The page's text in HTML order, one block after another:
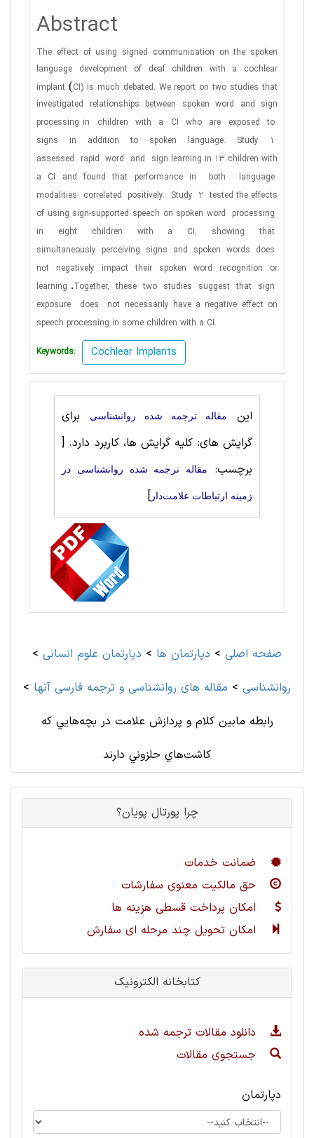
Abstract
The effect of using signed communication on the spoken
language development of deaf children with a cochlear
implant )CI) is much debated. We report on two studies that
investigated relationships between spoken word and sign
processing in children with a CI who are exposed
to
signs
in addition to spoken language. Study
1
assessed
rapid word and sign learning in 13 children with
a CI and found that performance in both
language
modalities
correlated positively. Study 2 tested the effects
of using sign-supported speech on spoken word
processing
in
eight children with a CI, showing
that
simultaneously perceiving signs and spoken words does
not
negatively impact their spoken word recognition or
learning .Together, these two studies suggest that
sign
exposure
does
not necessarily have a negative effect on
speech processing in some children with a CI.
Keywords: Cochlear Implants
این مقاله ترجمه شده روانشناسی
برای
گرایش های: کلیه گرایش ها، کاربرد دارد. [
برچسب:
مقاله ترجمه شده روانشناسی در
زمینه ارتباطات علامت‌دار ]
صفحه اصلی > دپارتمان ها > دپارتمان علوم انسانی >
روانشناسی > مقاله های روانشناسی و ترجمه فارسی آنها >
رابطه مابين كلام و پردازش علامت در بچه‌هايي كه
كاشت‌هاي حلزوني دارند
چرا پورتال پویان؟
ضمانت خدمات
حق مالکیت معنوی سفارشات
امکان پرداخت قسطی هزینه ها
امکان تحویل چند مرحله ای سفارش
کتابخانه الکترونیک
دانلود مقالات ترجمه شده
جستجوی مقالات
دپارتمان